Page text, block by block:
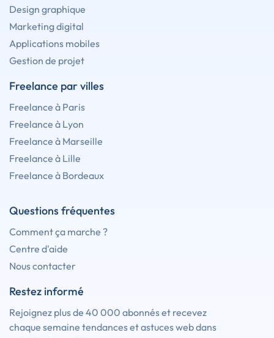
Design graphique
Marketing digital
Applications mobiles
Gestion de projet
Freelance par villes
Freelance à Paris
Freelance à Lyon
Freelance à Marseille
Freelance à Lille
Freelance à Bordeaux
Questions fréquentes
Comment ça marche ?
Centre d'aide
Nous contacter
Restez informé
Rejoignez plus de 40 000 abonnés et recevez
chaque semaine tendances et astuces web dans